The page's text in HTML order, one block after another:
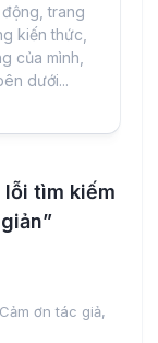
trang
kiến thức,
của mình,
dưới...
lỗi tìm kiếm
ơn tác giả,